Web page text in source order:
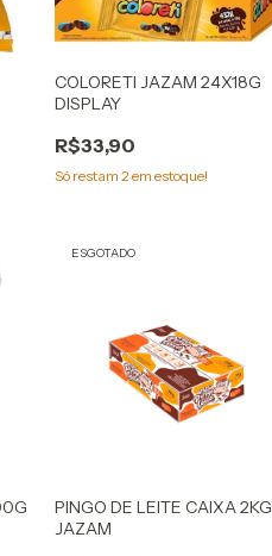
COLORETI JAZAM 24X18G
DISPLAY
R$33,90
Só restam 2 em estoque!
ESGOTADO
PINGO DE LEITE CAIXA 2KG
JAZAM